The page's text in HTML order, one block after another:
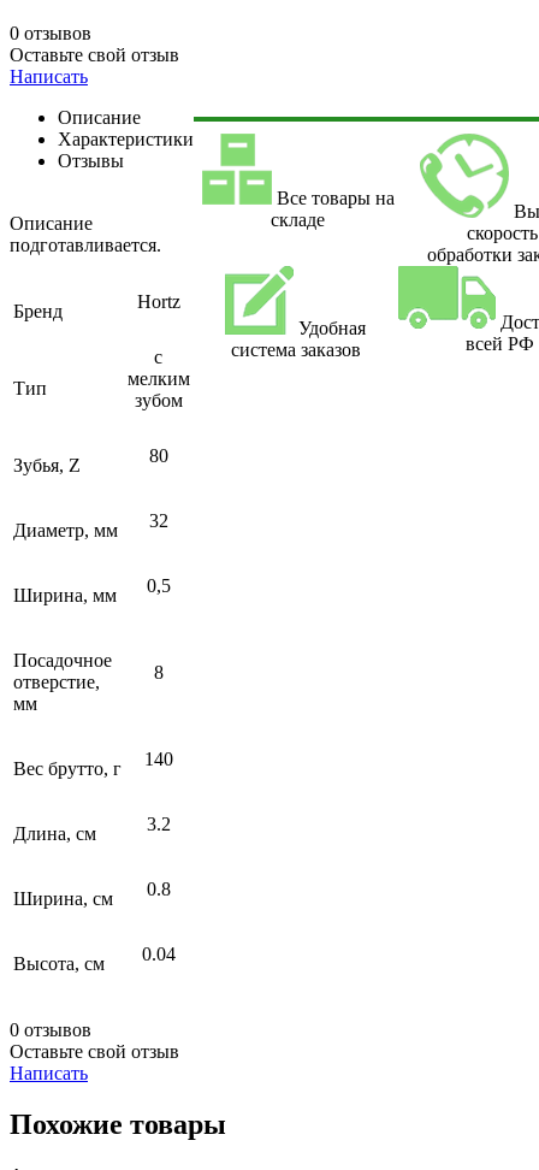
0 отзывов
Оставьте свой отзыв
Написать
Описание
Характеристики
Отзывы
Описание
подготавливается.
Бренд Hortz
Тип
с
мелким
зубом
Зубья, Z 80
Диаметр, мм 32
Ширина, мм 0,5
Посадочное
отверстие,
мм
8
Вес брутто, г 140
Длина, см 3.2
Ширина, см 0.8
Высота, см 0.04
0 отзывов
Оставьте свой отзыв
Написать
Все товары на
складе
скорость
обработки
Удобная
система заказов
всей РФ
Похожие товары